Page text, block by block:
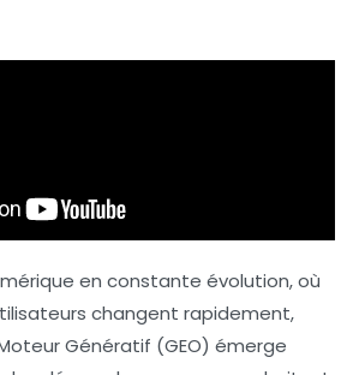
en constante évolution, où
changent rapidement,
Génératif (GEO) émerge